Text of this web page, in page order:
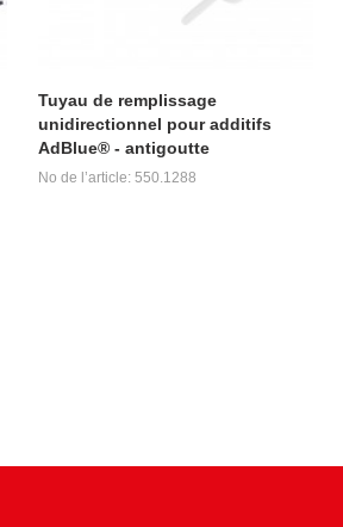
Tuyau de remplissage
unidirectionnel pour additifs
AdBlue® - antigoutte
No de l’article: 550.1288